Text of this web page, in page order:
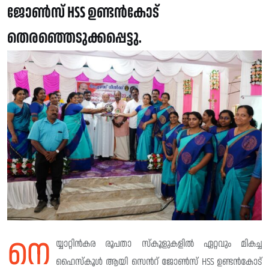
ജോൺസ് HSS ഉണ്ടൻകോട്
തെരഞ്ഞെടുക്കപ്പെട്ടു.
നെ യ്യാറ്റിൻകര രൂപതാ സ്കൂളുകളിൽ ഏറ്റവും മികച്ച
ഹൈസ്കൂൾ ആയി സെൻറ് ജോൺസ് HSS ഉണ്ടൻകോട്